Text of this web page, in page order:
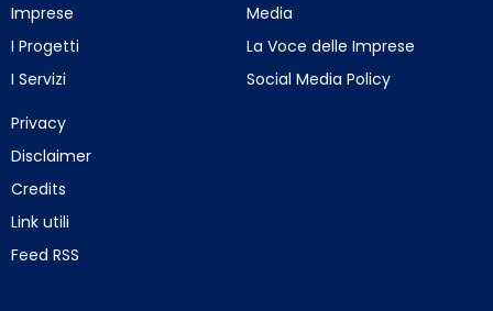
Imprese
I Progetti
I Servizi
Media
La Voce delle Imprese
Social Media Policy
Privacy
Disclaimer
Credits
Link utili
Feed RSS